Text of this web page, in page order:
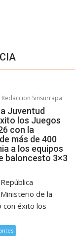
Redaccion Sinsurrapa
Juventud
los Juegos
con la
más de 400
a los equipos
baloncesto 3×3
de la
con éxito los